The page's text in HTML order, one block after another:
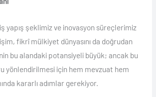
yapış şeklimiz ve inovasyon süreçlerimiz
fikrî mülkiyet dünyasını da doğrudan
bu alandaki potansiyeli büyük; ancak bu
yönlendirilmesi için hem mevzuat hem
kararlı adımlar gerekiyor.